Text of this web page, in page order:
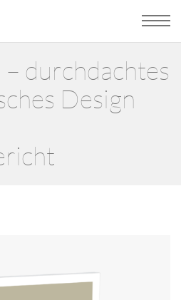
– durchdachtes
Design